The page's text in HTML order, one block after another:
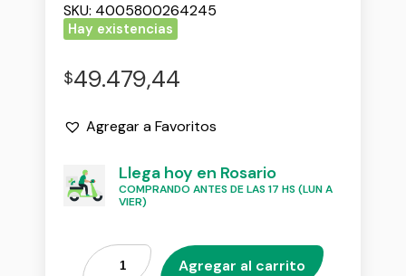
SKU: 4005800264245
Hay existencias
$49.479,44
Agregar a Favoritos
Llega hoy en Rosario
COMPRANDO ANTES DE LAS 17 HS (LUN A
VIER)
Agregar al carrito